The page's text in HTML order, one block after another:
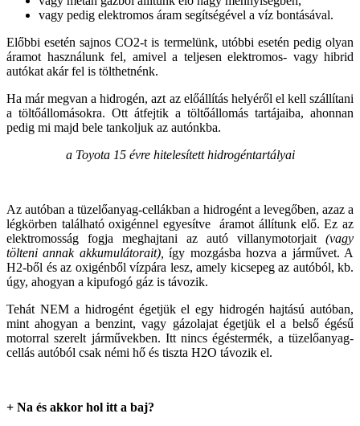
vagy pedig elektromos áram segítségével a víz bontásával.
Előbbi esetén sajnos CO2-t is termelünk, utóbbi esetén pedig olyan
áramot használunk fel, amivel a teljesen elektromos- vagy hibrid
autókat akár fel is tölthetnénk.
Ha már megvan a hidrogén, azt az előállítás helyéről el kell szállítani
a töltőállomásokra. Ott átfejtik a töltőállomás tartájaiba, ahonnan
pedig mi majd bele tankoljuk az autónkba.
a Toyota 15 évre hitelesített hidrogéntartályai
Az autóban a tüzelőanyag-cellákban a hidrogént a levegőben, azaz a
légkörben található oxigénnel egyesítve áramot állítunk elő. Ez az
elektromosság fogja meghajtani az autó villanymotorjait (vagy
tölteni annak akkumulátorait), így mozgásba hozva a járművet. A
H2-ből és az oxigénből vízpára lesz, amely kicsepeg az autóból, kb.
úgy, ahogyan a kipufogó gáz is távozik.
Tehát NEM a hidrogént égetjük el egy hidrogén hajtású autóban,
mint ahogyan a benzint, vagy gázolajat égetjük el a belső égésű
motorral szerelt járművekben. Itt nincs égéstermék, a tüzelőanyag-
cellás autóból csak némi hő és tiszta H2O távozik el.
+ Na és akkor hol itt a baj?